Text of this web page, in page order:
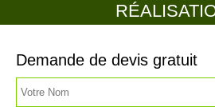
Demande de devis gratuit